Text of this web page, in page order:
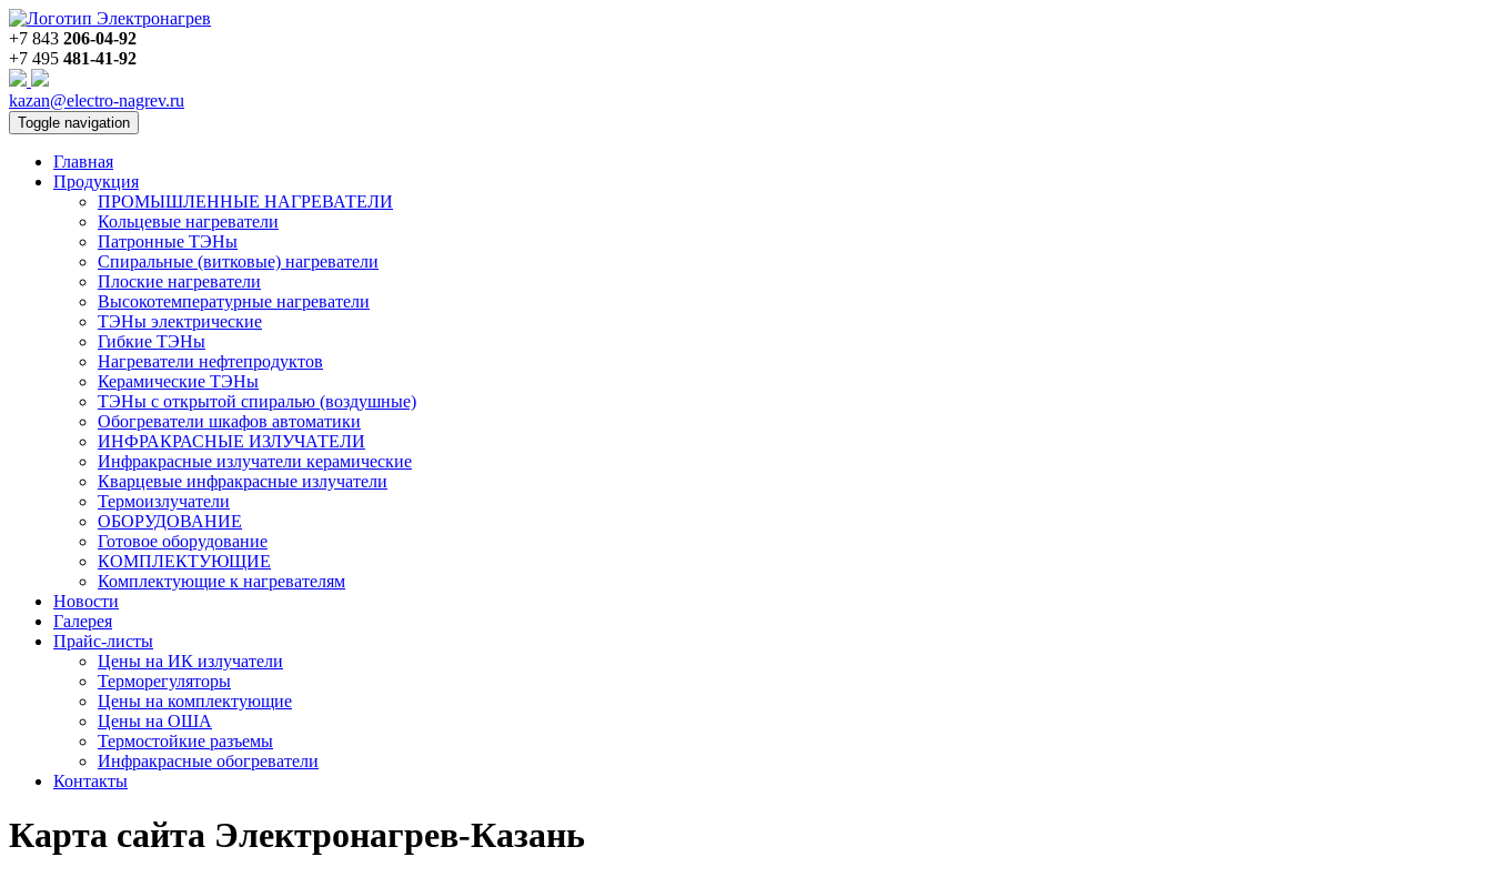
+7 843 206-04-92
+7 495 481-41-92
kazan@electro-nagrev.ru
Toggle navigation
Главная
Продукция
ПРОМЫШЛЕННЫЕ НАГРЕВАТЕЛИ
Кольцевые нагреватели
Патронные ТЭНы
Спиральные (витковые) нагреватели
Плоские нагреватели
Высокотемпературные нагреватели
ТЭНы электрические
Гибкие ТЭНы
Нагреватели нефтепродуктов
Керамические ТЭНы
ТЭНы с открытой спиралью (воздушные)
Обогреватели шкафов автоматики
ИНФРАКРАСНЫЕ ИЗЛУЧАТЕЛИ
Инфракрасные излучатели керамические
Кварцевые инфракрасные излучатели
Термоизлучатели
ОБОРУДОВАНИЕ
Готовое оборудование
КОМПЛЕКТУЮЩИЕ
Комплектующие к нагревателям
Новости
Галерея
Прайс-листы
Цены на ИК излучатели
Терморегуляторы
Цены на комплектующие
Цены на ОША
Термостойкие разъемы
Инфракрасные обогреватели
Контакты
Карта сайта Электронагрев-Казань